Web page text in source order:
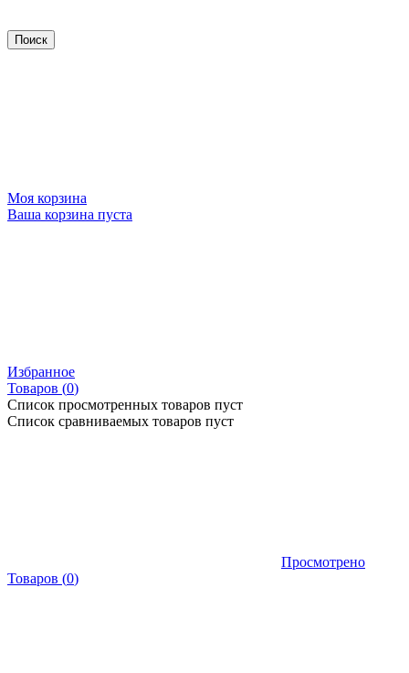
Моя корзина
Ваша корзина пуста
Избранное
Товаров (0)
Список просмотренных товаров пуст
Список сравниваемых товаров пуст
Просмотрено
Товаров (0)